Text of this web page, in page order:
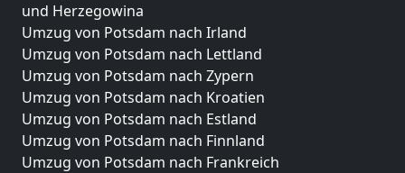
und Herzegowina
Umzug von Potsdam nach Irland
Umzug von Potsdam nach Lettland
Umzug von Potsdam nach Zypern
Umzug von Potsdam nach Kroatien
Umzug von Potsdam nach Estland
Umzug von Potsdam nach Finnland
Umzug von Potsdam nach Frankreich